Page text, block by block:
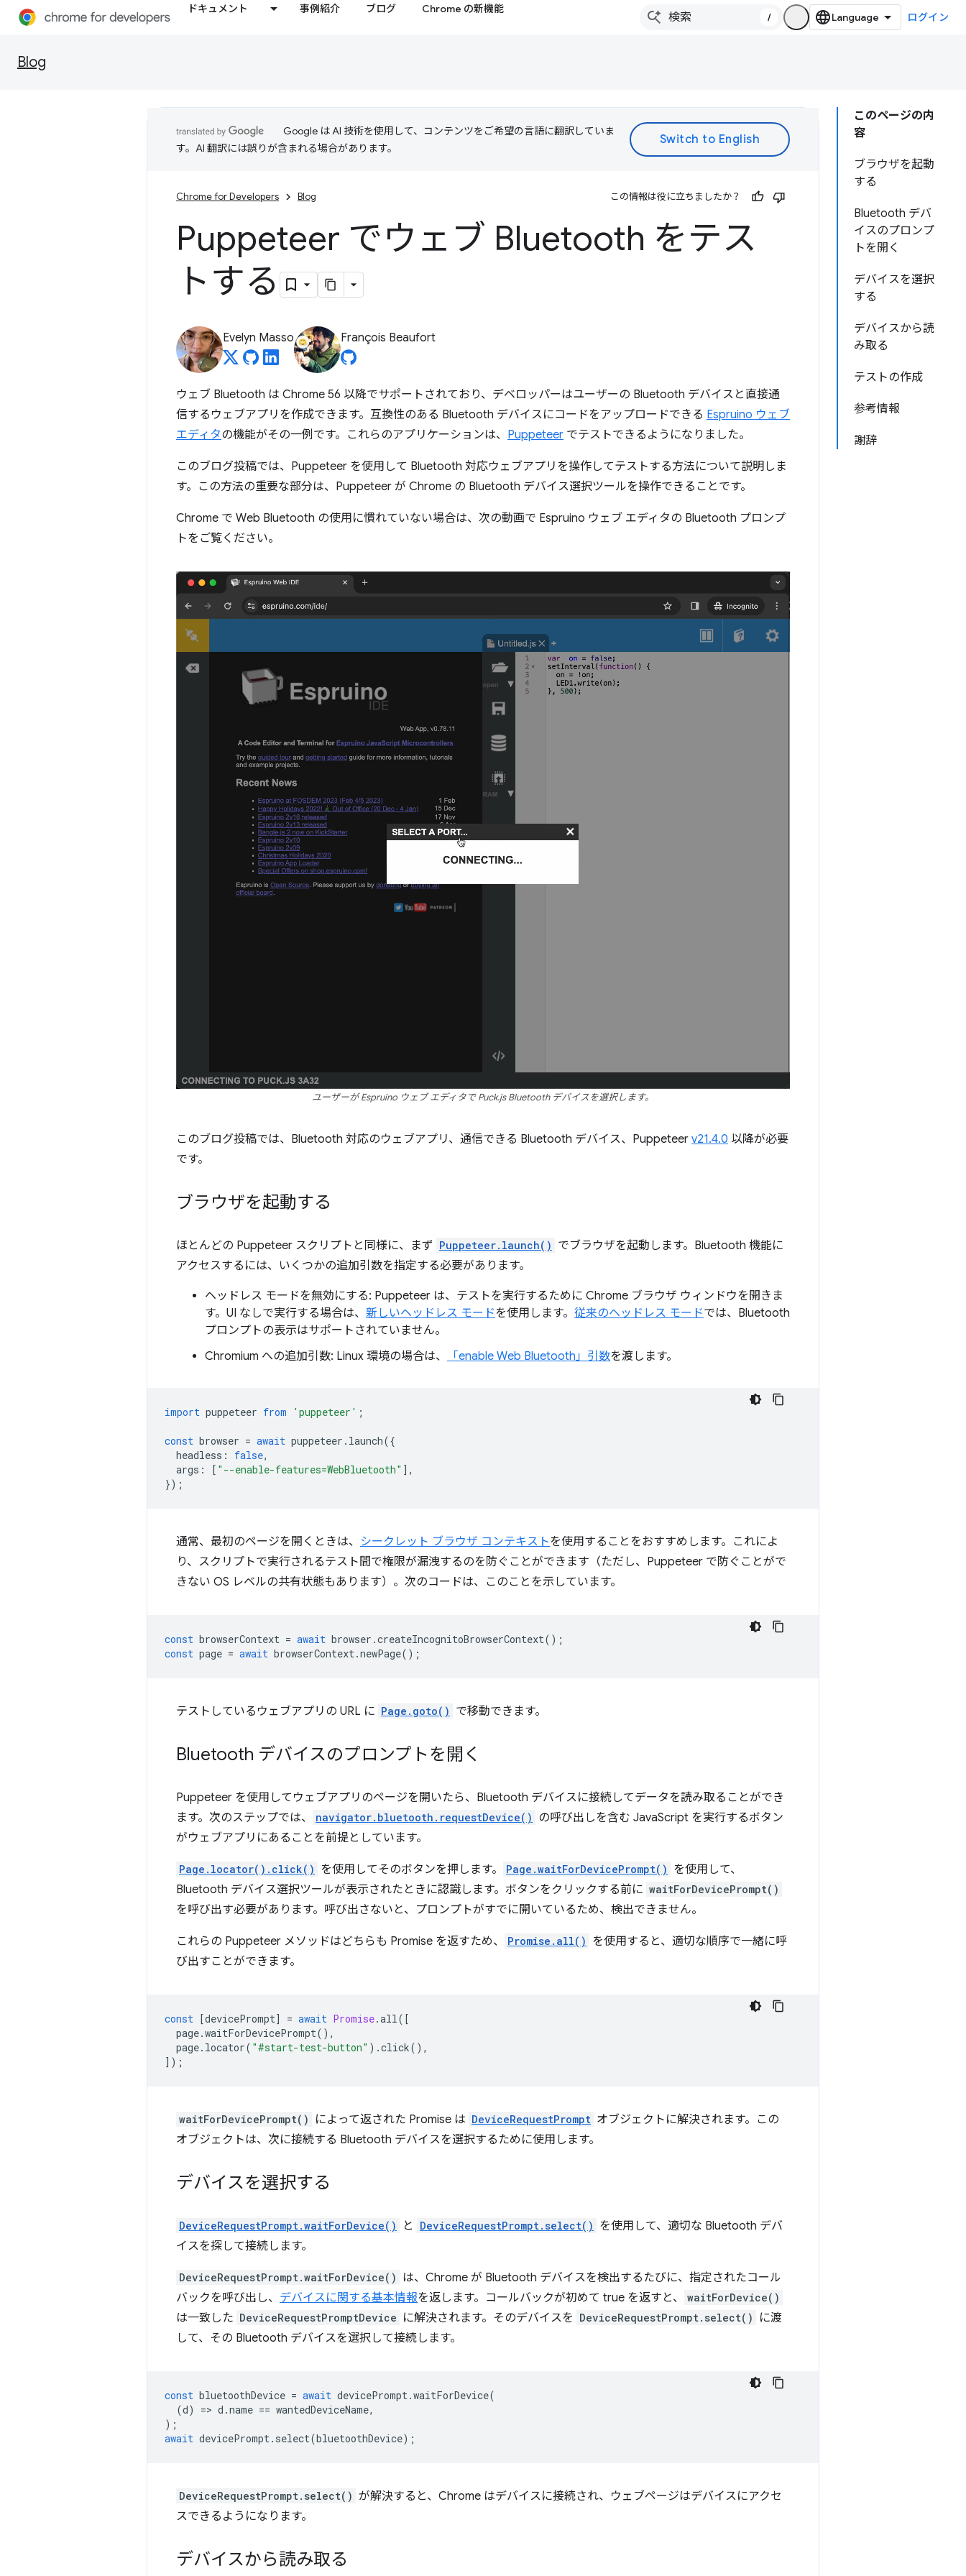
ドキュメント 事例紹介 ブログ Chrome の新機能
/ ログイン
Blog
このページの内
容
ブラウザを起動
する
Bluetooth デバ
イスのプロンプ
トを開く
デバイスを選択
する
デバイスから読
み取る
テストの作成
参考情報
謝辞
Google は AI 技術を使用して、コンテンツをご希望の言語に翻訳していま
す。AI 翻訳には誤りが含まれる場合があります。
Chrome for Developers Blog この情報は役に立ちましたか？
Puppeteer でウェブ Bluetooth をテス
トする
Evelyn Masso François Beaufort
ウェブ Bluetooth は Chrome 56 以降でサポートされており、デベロッパーはユーザーの Bluetooth デバイスと直接通
信するウェブアプリを作成できます。互換性のある Bluetooth デバイスにコードをアップロードできる Espruino ウェブ
エディタの機能がその一例です。これらのアプリケーションは、 Puppeteer でテストできるようになりました。
このブログ投稿では、Puppeteer を使用して Bluetooth 対応ウェブアプリを操作してテストする方法について説明しま
す。この方法の重要な部分は、Puppeteer が Chrome の Bluetooth デバイス選択ツールを操作できることです。
Chrome で Web Bluetooth の使用に慣れていない場合は、次の動画で Espruino ウェブ エディタの Bluetooth プロンプ
トをご覧ください。
ユーザーが Espruino ウェブ エディタで Puck.js Bluetooth デバイスを選択します。
このブログ投稿では、Bluetooth 対応のウェブアプリ、通信できる Bluetooth デバイス、Puppeteer v21.4.0 以降が必要
です。
ブラウザを起動する
ほとんどの Puppeteer スクリプトと同様に、まず Puppeteer.launch() でブラウザを起動します。Bluetooth 機能に
アクセスするには、いくつかの追加引数を指定する必要があります。
ヘッドレス モードを無効にする: Puppeteer は、テストを実行するために Chrome ブラウザ ウィンドウを開きま
す。UI なしで実行する場合は、 新しいヘッドレス モードを使用します。 従来のヘッドレス モードでは、Bluetooth
プロンプトの表示はサポートされていません。
Chromium への追加引数: Linux 環境の場合は、
「enable Web Bluetooth」引数を渡します。
import puppeteer from 'puppeteer' ;
const browser = await puppeteer . launch({
headless : false,
args : [ "--enable-features=WebBluetooth" ],
});
通常、最初のページを開くときは、 シークレット ブラウザ コンテキストを使用することをおすすめします。これによ
り、スクリプトで実行されるテスト間で権限が漏洩するのを防ぐことができます（ただし、Puppeteer で防ぐことがで
きない OS レベルの共有状態もあります）。次のコードは、このことを示しています。
const browserContext = await browser .createIncognitoBrowserContext();
const page = await browserContext.newPage();
テストしているウェブアプリの URL に Page.goto() で移動できます。
Bluetooth デバイスのプロンプトを開く
Puppeteer を使用してウェブアプリのページを開いたら、Bluetooth デバイスに接続してデータを読み取ることができ
ます。次のステップでは、
navigator.bluetooth.requestDevice() の呼び出しを含む JavaScript を実行するボタン
がウェブアプリにあることを前提としています。
Page.locator().click() を使用してそのボタンを押します。 Page.waitForDevicePrompt() を使用して、
Bluetooth デバイス選択ツールが表示されたときに認識します。ボタンをクリックする前に waitForDevicePrompt()
を呼び出す必要があります。呼び出さないと、プロンプトがすでに開いているため、検出できません。
これらの Puppeteer メソッドはどちらも Promise を返すため、 Promise.all() を使用すると、適切な順序で一緒に呼
び出すことができます。
const [devicePrompt] = await Promise.all([
page.waitForDevicePrompt(),
page. locator( "#start-test-button" ).click(),
]);
waitForDevicePrompt() によって返された Promise は DeviceRequestPrompt オブジェクトに解決されます。この
オブジェクトは、次に接続する Bluetooth デバイスを選択するために使用します。
デバイスを選択する
DeviceRequestPrompt.waitForDevice() と DeviceRequestPrompt.select() を使用して、適切な Bluetooth デバ
イスを探して接続します。
DeviceRequestPrompt.waitForDevice() は、Chrome が Bluetooth デバイスを検出するたびに、指定されたコール
バックを呼び出し、 デバイスに関する基本情報を返します。コールバックが初めて true を返すと、 waitForDevice()
は一致した DeviceRequestPromptDevice に解決されます。そのデバイスを DeviceRequestPrompt.select()
に渡
して、その Bluetooth デバイスを選択して接続します。
const bluetoothDevice = await devicePrompt.waitForDevice(
(d) => d .name == wantedDeviceName,
);
await devicePrompt. select(bluetoothDevice);
DeviceRequestPrompt.select() が解決すると、Chrome はデバイスに接続され、ウェブページはデバイスにアクセ
スできるようになります。
デバイスから読み取る